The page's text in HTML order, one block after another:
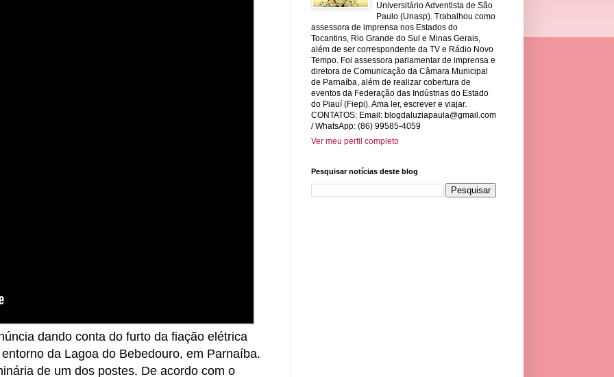
dando conta do furto da fiação elétrica
da Lagoa do Bebedouro, em Parnaíba.
de um dos postes. De acordo com o
Universitário Adventista de São
Paulo (Unasp). Trabalhou como
assessora de imprensa nos Estados do
Tocantins, Rio Grande do Sul e Minas Gerais,
além de ser correspondente da TV e Rádio Novo
Tempo. Foi assessora parlamentar de imprensa e
diretora de Comunicação da Câmara Municipal
de Parnaíba, além de realizar cobertura de
eventos da Federação das Indústrias do Estado
do Piauí (Fiepi). Ama ler, escrever e viajar.
CONTATOS: Email: blogdaluziapaula@gmail.com
/ WhatsApp: (86) 99585-4059
Ver meu perfil completo
Pesquisar notícias deste blog